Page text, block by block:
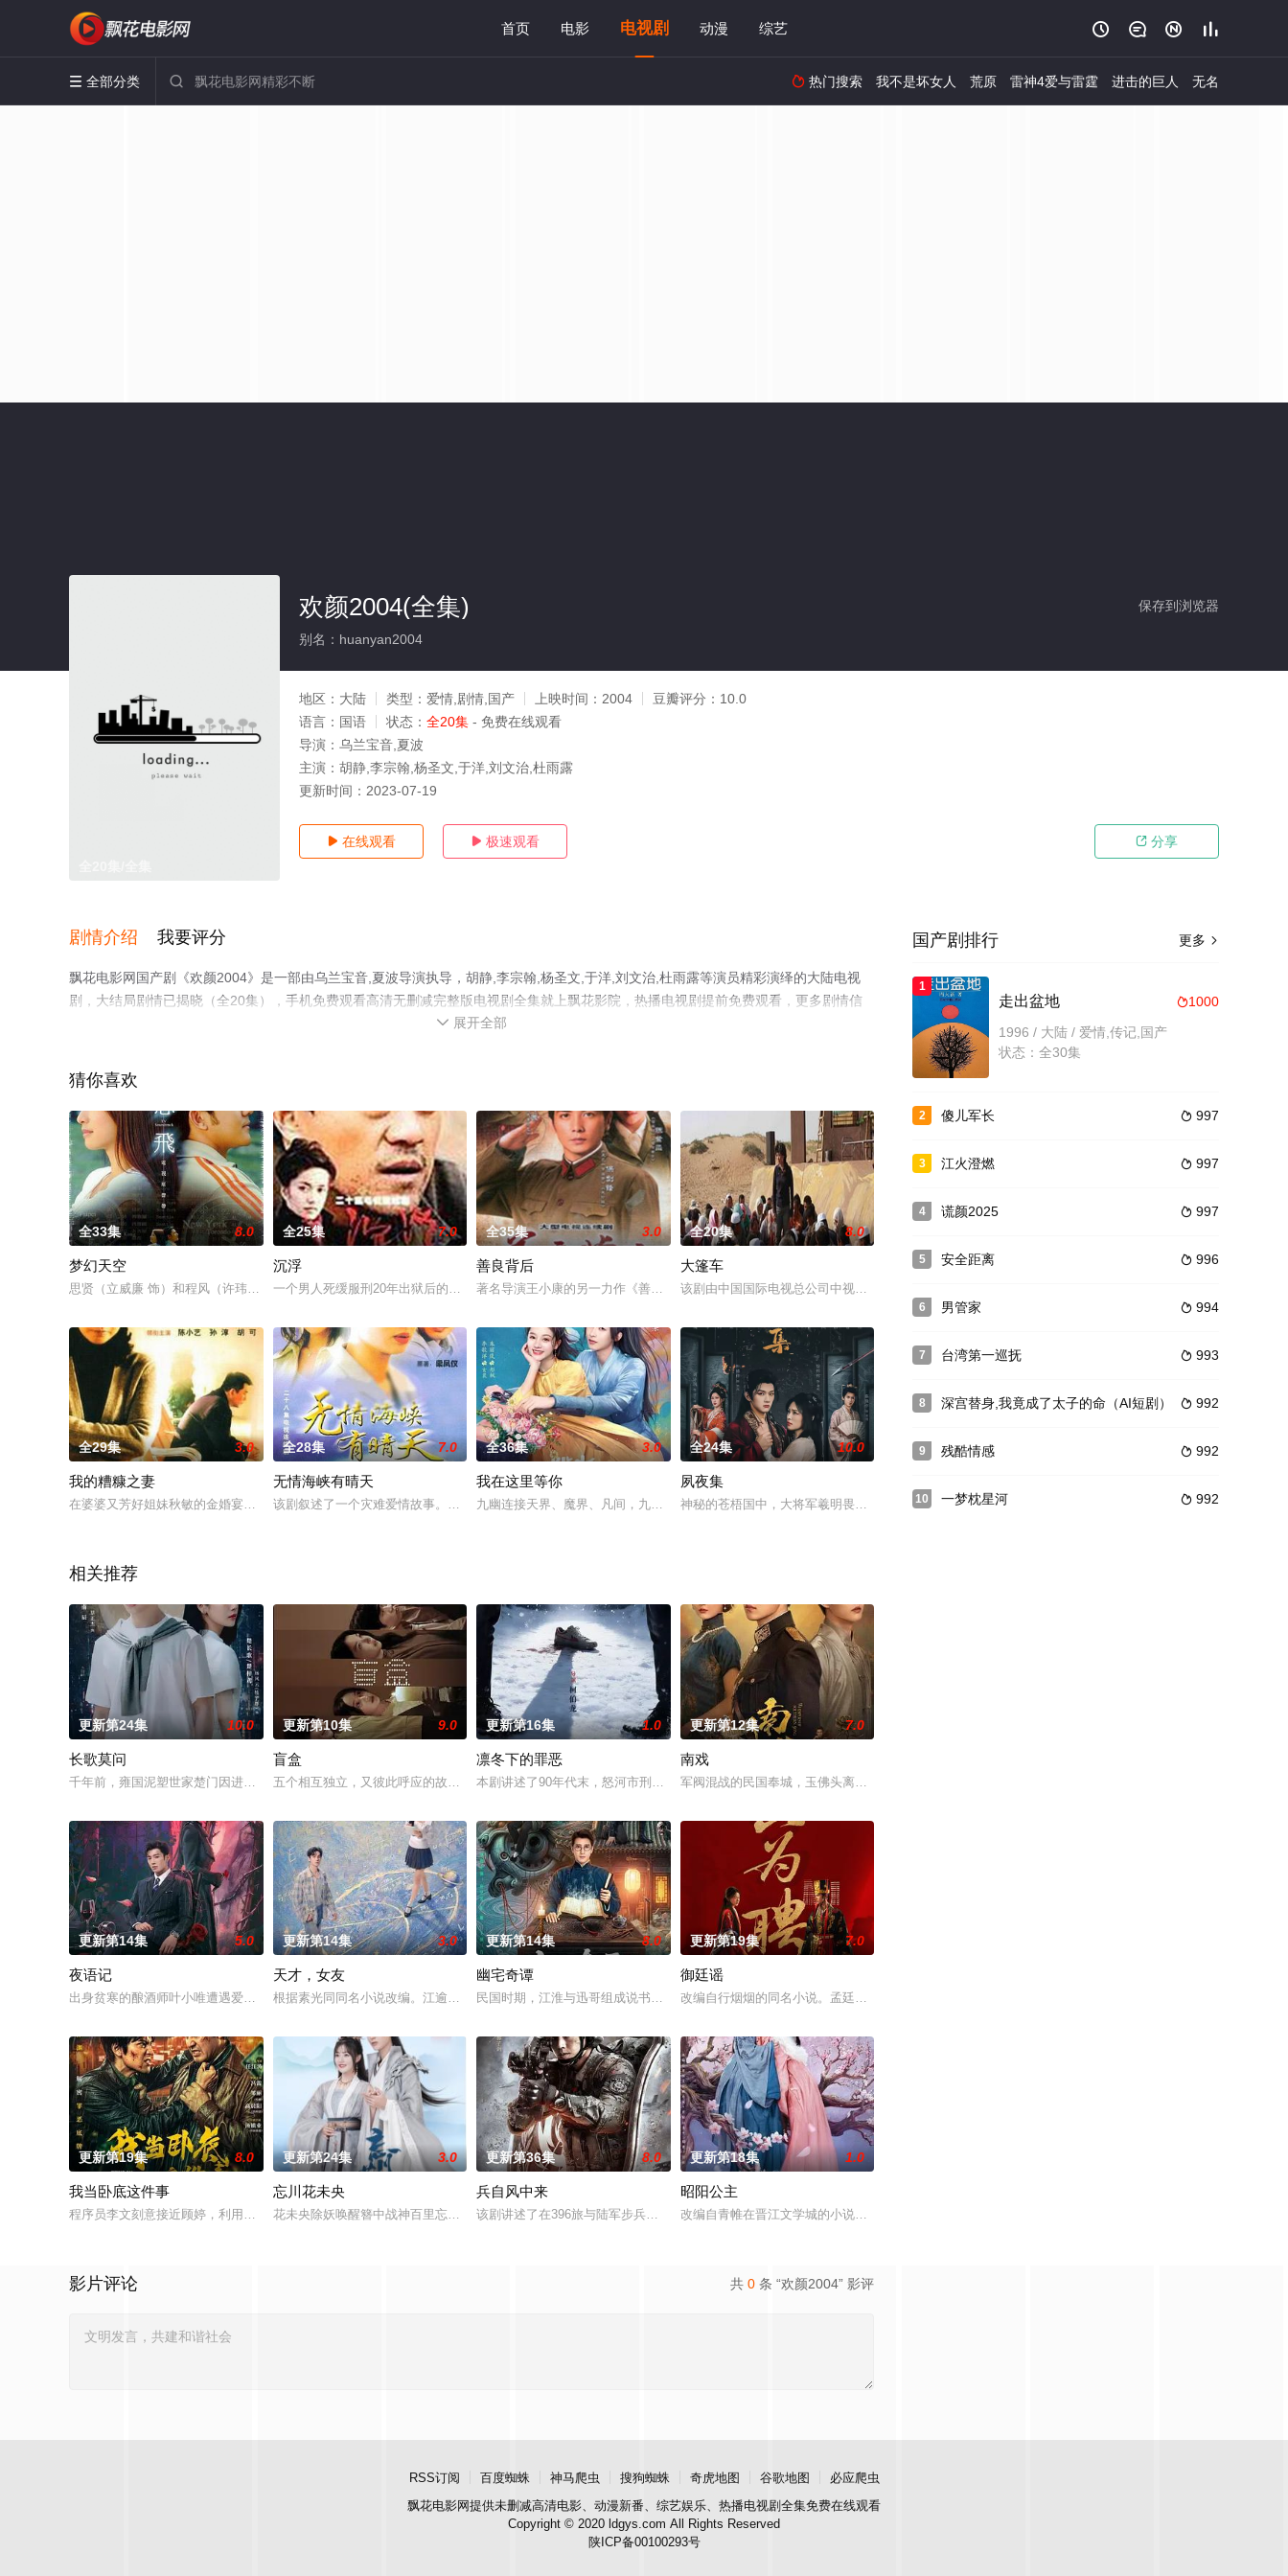
首页 电影 电视剧 动漫 综艺    
 全部分类   热门搜索 我不是坏女人 荒原 雷神4爱与雷霆 进击的巨人 无名
保存到浏览器
欢颜2004(全集)
别名：huanyan2004
地区： 大陆 类型： 爱情,剧情,国产 上映时间： 2004 豆瓣评分： 10.0
语言： 国语 状态： 全20集 - 免费在线观看
导演： 乌兰宝音,夏波
主演： 胡静,李宗翰,杨圣文,于洋,刘文治,杜雨露
更新时间： 2023-07-19
 在线观看  极速观看  分享
剧情介绍 我要评分
飘花电影网国产剧《欢颜2004》是一部由乌兰宝音,夏波导演执导，胡静,李宗翰,杨圣文,于洋,刘文治,杜雨露等演员精彩演绎的大陆电视
剧，大结局剧情已揭晓（全20集），手机免费观看高清无删减完整版电视剧全集就上飘花影院，热播电视剧提前免费观看，更多剧情信
 展开全部
猜你喜欢
全33集 8.0
梦幻天空
思贤（立威廉 饰）和程风（许玮伦 饰）从小就是认识的朋友。思贤对程风有着深厚的感情，但程风始终将他视为哥哥。程风的梦想是成为一名空姐，她的母亲曾
全25集 7.0
沉浮
一个男人死缓服刑20年出狱后的故事。
全35集 3.0
善良背后
著名导演王小康的另一力作《善良背后》再度新鲜出炉，这是一部讲述未婚母亲的奋斗史诗，本剧由保剑锋、陈紫函、马苏等担纲主演，凯丽倾情
全20集 8.0
大篷车
该剧由中国国际电视总公司中视影视制作有限公司与宁夏广电总台联合拍摄。由长春电影制片厂的知名导演李
全29集 3.0
我的糟糠之妻
在婆婆又芳好姐妹秋敏的金婚宴上，叶惠心、陈继平、悦宁、建国、季葳……这几个人，认识的，不认识的，在婚姻里快乐的，无奈的，恐惧的……全都因缘际会地
全28集 7.0
无情海峡有晴天
该剧叙述了一个灾难爱情故事。从唐山到香港到台北，再到上海，康小风（袁咏仪饰）和英家杰（佟瑞欣饰）在生命的经纬线上始终是聚散无常，若即若离。他们从
全36集 3.0
我在这里等你
九幽连接天界、魔界、凡间，九幽魂魄都要为了轮回努力修炼，根据修炼结果可选命格，古今中外皆可投胎。小霸王彤枫也不例外，六道轮回，生
全24集 10.0
夙夜集
神秘的苍梧国中，大将军羲明畏罪自尽，满门被屠，长女羲和（徐轸轸饰）自战场归来，也惨遭暗算。即将成
相关推荐
更新第24集 10.0
长歌莫问
千年前，雍国泥塑世家楚门因进贡的“十二生肖”离奇流血炸裂，惨遭满门流放，楚父以死鸣冤。楚家大小姐楚梓鸢带着滔天恨意，在屠刀落地的瞬间，灵魂跨越千
更新第10集 9.0
盲盒
五个相互独立，又彼此呼应的故事——用一场精心策划的“夏令营”完成复仇的受害者；临终前与遗憾和解的“无用之人”；共享同一具躯体的人格“刮刮乐”；病
更新第16集 1.0
凛冬下的罪恶
本剧讲述了90年代末，怒河市刑侦支队在无普及监控、无DNA鉴定技术的支持下，通过摸排、勘查等传统刑侦手段，接连破获数起重案要案的艰难
更新第12集 7.0
南戏
军阀混战的民国奉城，玉佛头离奇失窃，戏班主横尸戏台，将冷血少帅许又安与昆曲名伶荣筱楠推向不死不休
更新第14集 5.0
夜语记
出身贫寒的酿酒师叶小唯遭遇爱人程桉、恩师林晚媚的双重背叛。她从恨意中涅槃重生，借私生女桑落的身份入住程家。她步步为营，周旋在各怀心思的豪门众人间
更新第14集 3.0
天才，女友
根据素光同同名小说改编。江逾白长大以后，林知夏忽然对他说：“江逾白，我喜欢你，哲学和生物学意义上的喜欢。”那个夜晚，他脸颊微热，还听见自己加速的
更新第14集 8.0
幽宅奇谭
民国时期，江淮与迅哥组成说书班子，偶遇“白天人住屋，晚上鬼占房”的阴阳宅，江淮被掳走配“阴婚”。他与女探长穆英搭档，侦破阎王娶亲、五鬼
更新第19集 7.0
御廷谣
改编自行烟烟的同名小说。孟廷辉，大平王朝有史以来个以女子进士科三元及第入翰林院的奇女子。十年前的
更新第19集 8.0
我当卧底这件事
程序员李文刻意接近顾婷，利用顾炎女儿奴的属性，请求老炮儿顾炎带自己用程序员身份卧底电诈集团以求查出未婚妻离奇死亡的真相。两人联手查出诈骗团伙头目
更新第24集 3.0
忘川花未央
花未央除妖唤醒簪中战神百里忘川元神，二人共感相连，一同寻仙草修复肉身。未央动心，却不知自身是身负玄鸟之力的夜族公主，前世相恋遭他任务背叛。魔蛟凤
更新第36集 8.0
兵自风中来
该剧讲述了在396旅与陆军步兵学院联合举办的小型军事演习中，郭子剑因不满演习流于形式，假传指令要求真打实抗，虽引发哗然，却获赏识调任
更新第18集 1.0
昭阳公主
改编自青帷在晋江文学城的小说《平阳公主》。
共 0 条 “欢颜2004” 影评
影片评论
更多 
国产剧排行
1
1000
走出盆地
1996 / 大陆 / 爱情,传记,国产
状态：全30集
2  997
傻儿军长
3  997
江火澄燃
4  997
谎颜2025
5  996
安全距离
6  994
男管家
7  993
台湾第一巡抚
8  992
深宫替身,我竟成了太子的命（AI短剧）
9  992
残酷情感
10  992
一梦枕星河
RSS订阅 百度蜘蛛 神马爬虫 搜狗蜘蛛 奇虎地图 谷歌地图
必应爬虫
飘花电影网提供未删减高清电影、动漫新番、综艺娱乐、热播电视剧全集免费在线观看
Copyright © 2020 ldgys.com All Rights Reserved
陕ICP备00100293号